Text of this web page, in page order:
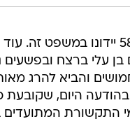
בן עלי ברצח
והביא להרג
היום,
התקשורת